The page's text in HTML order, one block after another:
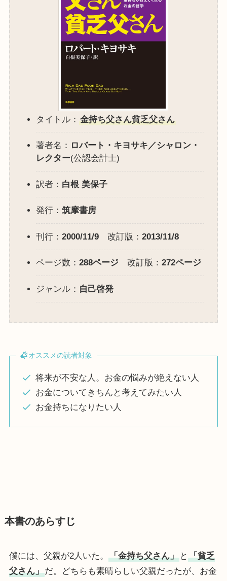
タイトル： 金持ち父さん貧乏父さん
著者名： ロバート・キヨサキ／シャロン・
レクター(公認会計士)
訳者： 白根 美保子
発行： 筑摩書房
刊行： 2000/11/9改訂版： 2013/11/8
ページ数： 288ページ 改訂版： 272ページ
ジャンル： 自己啓発
オススメの読者対象
将来が不安な人。お金の悩みが絶えない人
お金についてきちんと考えてみたい人
お金持ちになりたい人
本書のあらすじ
僕には、父親が2人いた。 「金持ち父さん」と 「貧乏
父さん」だ。どちらも素晴らしい父親だったが、お金